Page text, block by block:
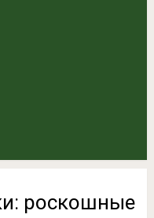
роскошные